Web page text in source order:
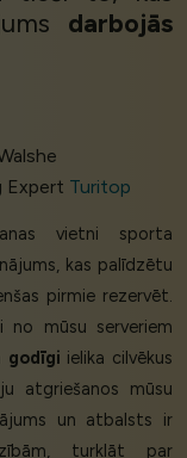
darbojās
Expert Turitop
vietni sporta
kas palīdzētu
pirmie rezervēt.
no mūsu serveriem
godīgi ielika cilvēkus
atgriešanos mūsu
un atbalsts ir
turklāt par